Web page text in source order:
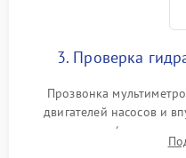
3. Проверка
Прозвонка
двигателей насосов и
прессостата (датчика
концевика дверцы и